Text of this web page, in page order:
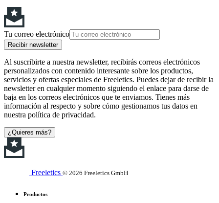
Tu correo electrónico
Recibir newsletter
Al suscribirte a nuestra newsletter, recibirás correos electrónicos
personalizados con contenido interesante sobre los productos,
servicios y ofertas especiales de Freeletics. Puedes dejar de recibir la
newsletter en cualquier momento siguiendo el enlace para darse de
baja en los correos electrónicos que te enviamos. Tienes más
información al respecto y sobre cómo gestionamos tus datos en
nuestra política de privacidad.
¿Quieres más?
Freeletics © 2026 Freeletics GmbH
Productos